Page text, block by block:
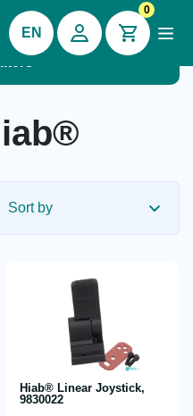
EN
0
Hiab® Linear Joystick,
9830022